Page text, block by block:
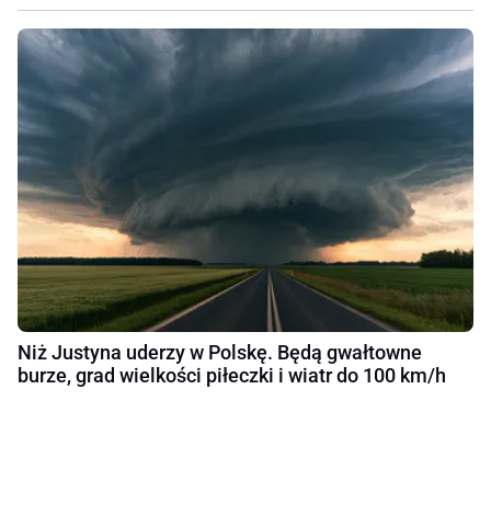
Niż Justyna uderzy w Polskę. Będą gwałtowne
burze, grad wielkości piłeczki i wiatr do 100 km/h